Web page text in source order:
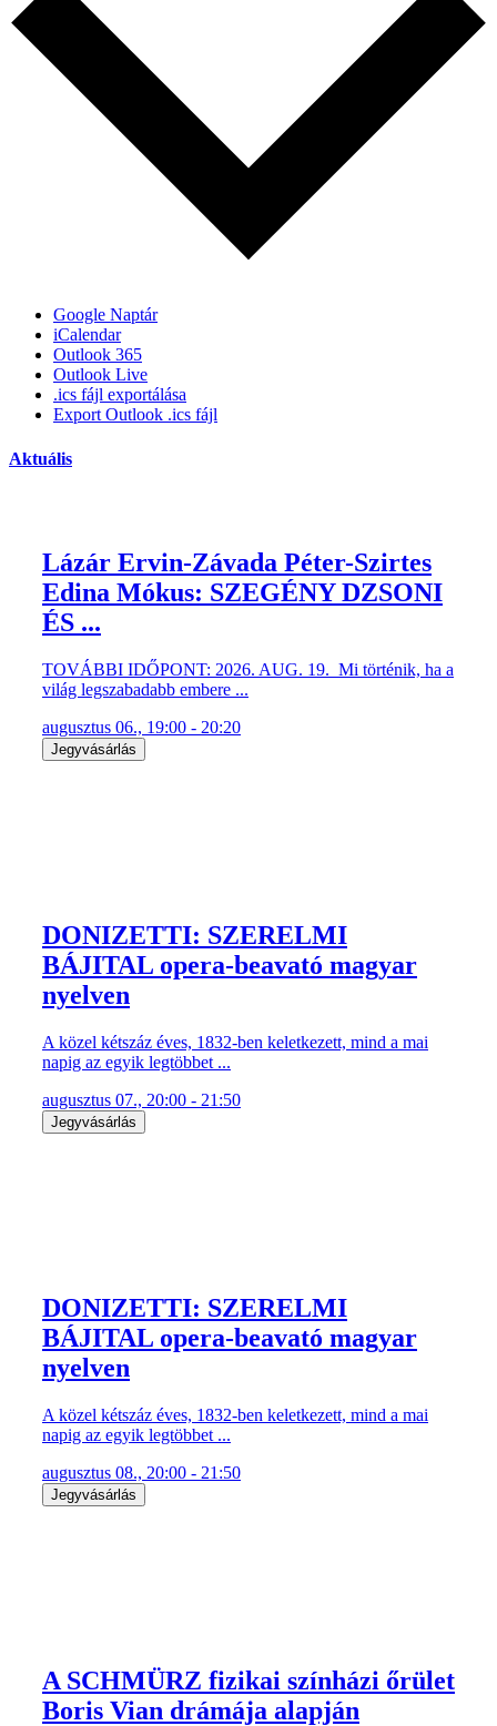
Google Naptár
iCalendar
Outlook 365
Outlook Live
.ics fájl exportálása
Export Outlook .ics fájl
Aktuális
Lázár Ervin-Závada Péter-Szirtes
Edina Mókus: SZEGÉNY DZSONI
ÉS ...
TOVÁBBI IDŐPONT: 2026. AUG. 19. Mi történik, ha a
világ legszabadabb embere ...
augusztus 06., 19:00 - 20:20
Jegyvásárlás
DONIZETTI: SZERELMI
BÁJITAL opera-beavató magyar
nyelven
A közel kétszáz éves, 1832-ben keletkezett, mind a mai
napig az egyik legtöbbet ...
augusztus 07., 20:00 - 21:50
Jegyvásárlás
DONIZETTI: SZERELMI
BÁJITAL opera-beavató magyar
nyelven
A közel kétszáz éves, 1832-ben keletkezett, mind a mai
napig az egyik legtöbbet ...
augusztus 08., 20:00 - 21:50
Jegyvásárlás
A SCHMÜRZ fizikai színházi őrület
Boris Vian drámája alapján